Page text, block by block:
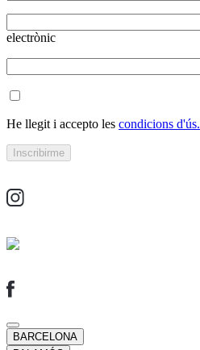
electrònic
He llegit i accepto les condicions d'ús.
BARCELONA